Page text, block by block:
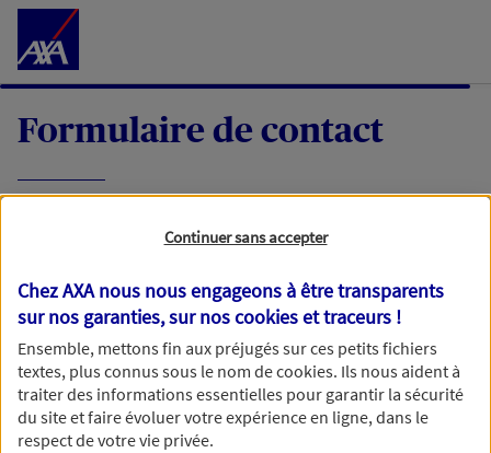
Accéder au Contenu
Formulaire de contact
demande, nous vous répondrons dans les
meilleurs délais par mail ou par téléphone.
Votre message :
Continuer sans accepter
Chez AXA nous nous engageons à être transparents
sur nos garanties, sur noscookies et traceurs !
Ensemble, mettons fin aux préjugés sur ces petits fichiers
textes, plus connus sous le nom decookies. Ils nous aident à
traiter des informations essentielles pour garantir la sécurité
du site et faire évoluer votre expérience en ligne, dans le
respect de votre vie privée.